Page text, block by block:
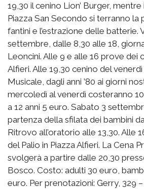
19,30 il cenino Lion’ Burger,
Piazza San Secondo si terranno la
fantini e l’estrazione delle batterie.
settembre, dalle 8,30 alle 18,
Leoncini. Alle 9 e alle 16 prove dei
Alfieri. Alle 19,30 cenino del
Musicale, dagli anni ’80 ai giorni
mercoledì al venerdì costeranno
a 12 anni 5 euro. Sabato 3
partenza della sfilata dei bambini
Ritrovo all’oratorio alle 13,30. Alle
del Palio in Piazza Alfieri. La Cena
svolgerà a partire dalle 20,30
Bosco. Costo: adulti 30 euro,
euro. Per prenotazioni: Gerry, 329